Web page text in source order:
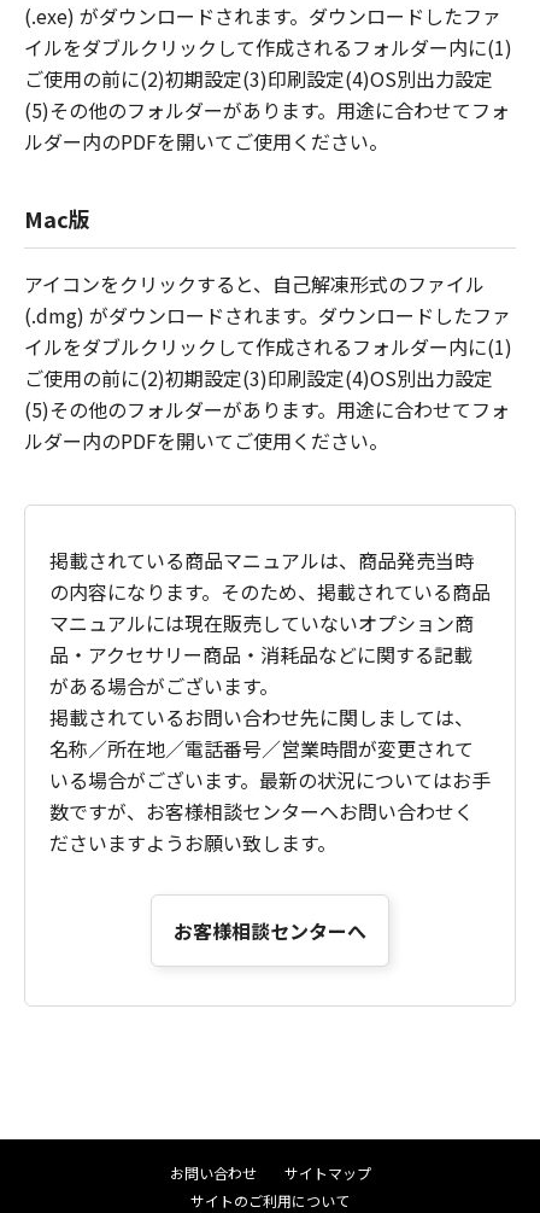
(.exe) がダウンロードされます。ダウンロードしたファ
イルをダブルクリックして作成されるフォルダー内に(1)
ご使用の前に(2)初期設定(3)印刷設定(4)OS別出力設定
(5)その他のフォルダーがあります。用途に合わせてフォ
ルダー内のPDFを開いてご使用ください。
Mac版
アイコンをクリックすると、自己解凍形式のファイル
(.dmg) がダウンロードされます。ダウンロードしたファ
イルをダブルクリックして作成されるフォルダー内に(1)
ご使用の前に(2)初期設定(3)印刷設定(4)OS別出力設定
(5)その他のフォルダーがあります。用途に合わせてフォ
ルダー内のPDFを開いてご使用ください。
掲載されている商品マニュアルは、商品発売当時
の内容になります。そのため、掲載されている商品
マニュアルには現在販売していないオプション商
品・アクセサリー商品・消耗品などに関する記載
がある場合がございます。
掲載されているお問い合わせ先に関しましては、
名称／所在地／電話番号／営業時間が変更されて
いる場合がございます。最新の状況についてはお手
数ですが、お客様相談センターへお問い合わせく
ださいますようお願い致します。
お客様相談センターへ
お問い合わせ
サイトマップ
サイトのご利用について